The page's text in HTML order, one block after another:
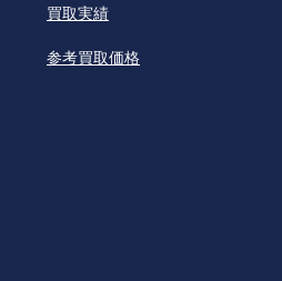
買取実績
参考買取価格